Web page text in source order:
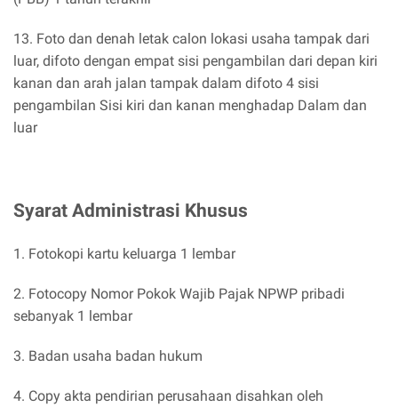
13. Foto dan denah letak calon lokasi usaha tampak dari
luar, difoto dengan empat sisi pengambilan dari depan kiri
kanan dan arah jalan tampak dalam difoto 4 sisi
pengambilan Sisi kiri dan kanan menghadap Dalam dan
luar
Syarat Administrasi Khusus
1. Fotokopi kartu keluarga 1 lembar
2. Fotocopy Nomor Pokok Wajib Pajak NPWP pribadi
sebanyak 1 lembar
3. Badan usaha badan hukum
4. Copy akta pendirian perusahaan disahkan oleh